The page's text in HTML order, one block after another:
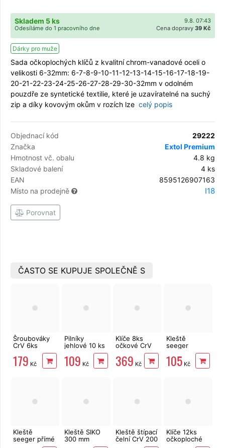
9.8. 07:43
Skladem 5 ks
Cena dopravy 39 Kč
Odesíláme do 1 pracovního dne
Dárky pro muže
Sada očkoplochých klíčů z kvalitní chrom-vanadové oceli o
velikosti 6-32mm: 6-7-8-9-10-11-12-13-14-15-16-17-18-19-
20-21-22-23-24-25-26-27-28-29-30-32mm v odolném
pouzdře ze syntetické textilie, které je uzavíratelné na suchý
zip a díky kovovým okům v rozích lze celý popis
Objednací kód
29222
Značka
Extol Premium
Hmotnost vč. obalu
4.8 kg
Skladové balení
4 ks
EAN
8595126907163
Místo na prodejně
I18
Porovnat
ČASTO SE KUPUJE SPOLEČNĚ S
Šroubováky
CrV 6ks
MasiPro
179 Kč
Pilníky
jehlové 10 ks
EXTOL Craft
109 Kč
Klíče 8ks
očkové CrV
EXTOL
Premium
369 Kč
Kleště
seeger
vnitřní 175
mm EXTOL
105 Kč
Kleště
seeger přímé
vnitřní 175
Kleště SIKO
300 mm
Kleště štípací
čelní CrV 200
mm EXTOL
Klíče 12ks
očkoploché
CrV 6-22mm